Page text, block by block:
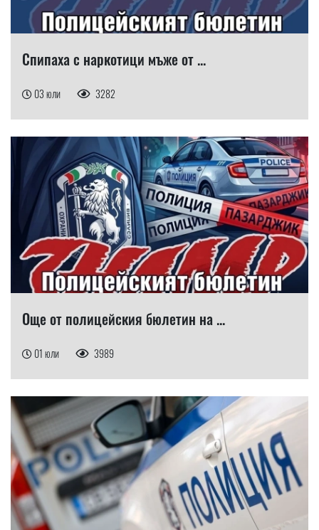
Спипаха с наркотици мъже от ...
03 юли 3282
Още от полицейския бюлетин на ...
01 юли 3989